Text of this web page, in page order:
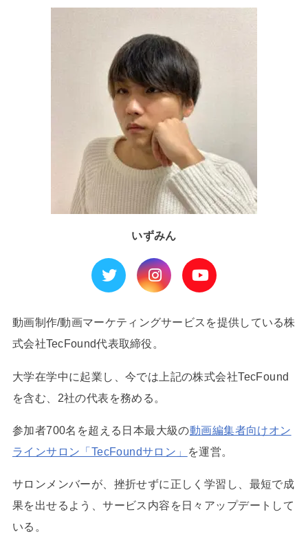
いずみん
動画制作/動画マーケティングサービスを提供している株
式会社TecFound代表取締役。
大学在学中に起業し、今では上記の株式会社TecFound
を含む、2社の代表を務める。
参加者700名を超える日本最大級の動画編集者向けオン
ラインサロン「TecFoundサロン」
を運営。
サロンメンバーが、挫折せずに正しく学習し、最短で成
果を出せるよう、サービス内容を日々アップデートして
いる。